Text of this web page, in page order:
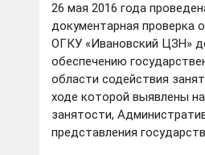
26 мая 2016 года
документарная проверка
ОГКУ «Ивановский ЦЗН»
обеспечению
области содействия
ходе которой выявлены
занятости,
представления